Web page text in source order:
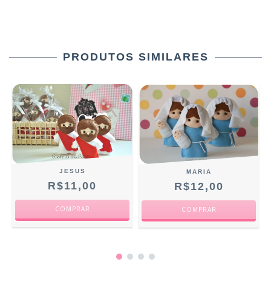
PRODUTOS SIMILARES
JESUS
R$11,00
MARIA
R$12,00